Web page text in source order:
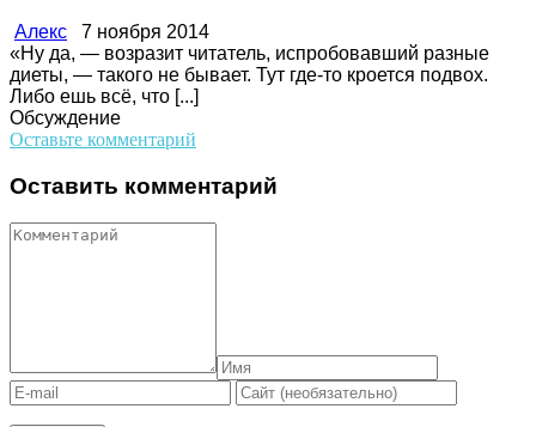
Алекс 7 ноября 2014
«Ну да, — возразит читатель, испробовавший разные
диеты, — такого не бывает. Тут где-то кроется подвох.
Либо ешь всё, что [...]
Обсуждение
Оставьте комментарий
Оставить комментарий